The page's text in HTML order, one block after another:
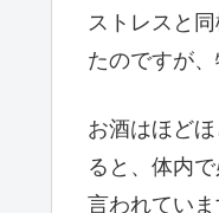
ストレスと
たのですが
お酒はほど
ると、体内
言われていま